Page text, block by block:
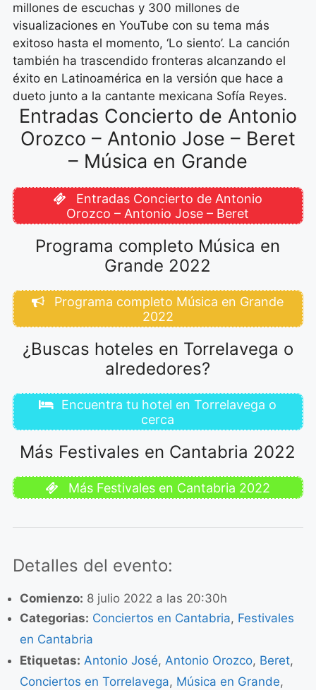
millones de escuchas y 300 millones de
visualizaciones en YouTube con su tema más
exitoso hasta el momento, ‘Lo siento’. La canción
también ha trascendido fronteras alcanzando el
éxito en Latinoamérica en la versión que hace a
dueto junto a la cantante mexicana Sofía Reyes.
Entradas Concierto de Antonio
Orozco – Antonio Jose – Beret
– Música en Grande
Entradas Concierto de Antonio
Orozco – Antonio Jose – Beret
Programa completo Música en
Grande 2022
Programa completo Música en Grande
2022
¿Buscas hoteles en Torrelavega o
alrededores?
Encuentra tu hotel en Torrelavega o
cerca
Más Festivales en Cantabria 2022
Más Festivales en Cantabria 2022
Detalles del evento:
Comienzo: 8 julio 2022 a las 20:30h
Categorias: Conciertos en Cantabria, Festivales
en Cantabria
Etiquetas: Antonio José,Antonio Orozco, Beret,
Conciertos en Torrelavega, Música en Grande,